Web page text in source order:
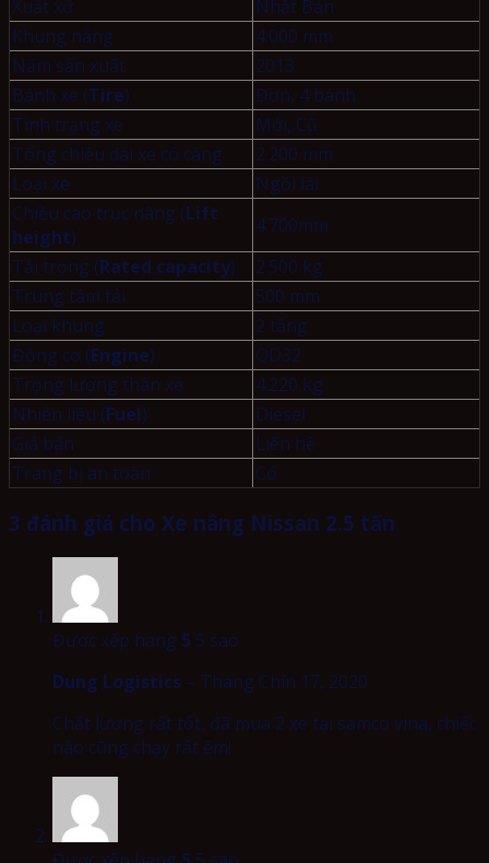
Xuất xứ
Nhật Bản
Khung nâng
4.000 mm
Năm sản xuất
2013
Bánh xe (Tire)
Đơn, 4 bánh
Tình trạng xe
Mới, Cũ
Tổng chiều dài xe có càng
2.200 mm
Loại xe
Ngồi lái
Chiều cao trục nâng (Lift
height)
4.700mm
Tải trọng (Rated capacity)
2.500 kg
Trung tâm tải
500 mm
Loại khung
2 tầng
Động cơ (Engine)
QD32
Trọng lượng thân xe
4.220 kg
Nhiên liệu (Fuel)
Diesel
Giá bán
Liên hệ
Trang bị an toàn
Có
3 đánh giá cho Xe nâng Nissan 2.5 tấn
Được xếp hạng 5 5 sao
Dung Logistics – Tháng Chín 17, 2020
Chất lượng rất tốt, đã mua 2 xe tại samco vina, chiếc
nào cũng chạy rất êm!